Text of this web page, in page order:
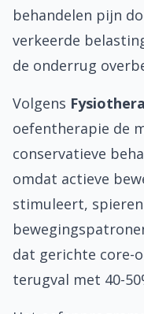
behandelen pijn
verkeerde
de onderrug
Volgens
oefentherapie de
conservatieve
omdat actieve
stimuleert,
dat gerichte core-
terugval met 40-